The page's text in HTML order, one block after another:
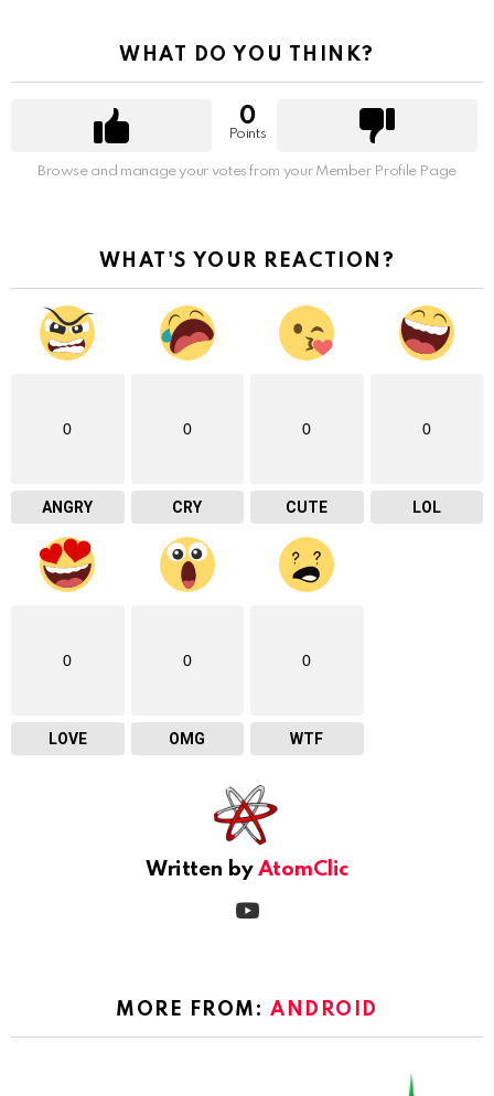
WHAT DO YOU THINK?
0
Points
Browse and manage your votes from your Member Profile Page
WHAT'S YOUR REACTION?
0
ANGRY
0
CRY
0
CUTE
0
LOL
0
LOVE
0
OMG
0
WTF
Written by AtomClic
MORE FROM:ANDROID